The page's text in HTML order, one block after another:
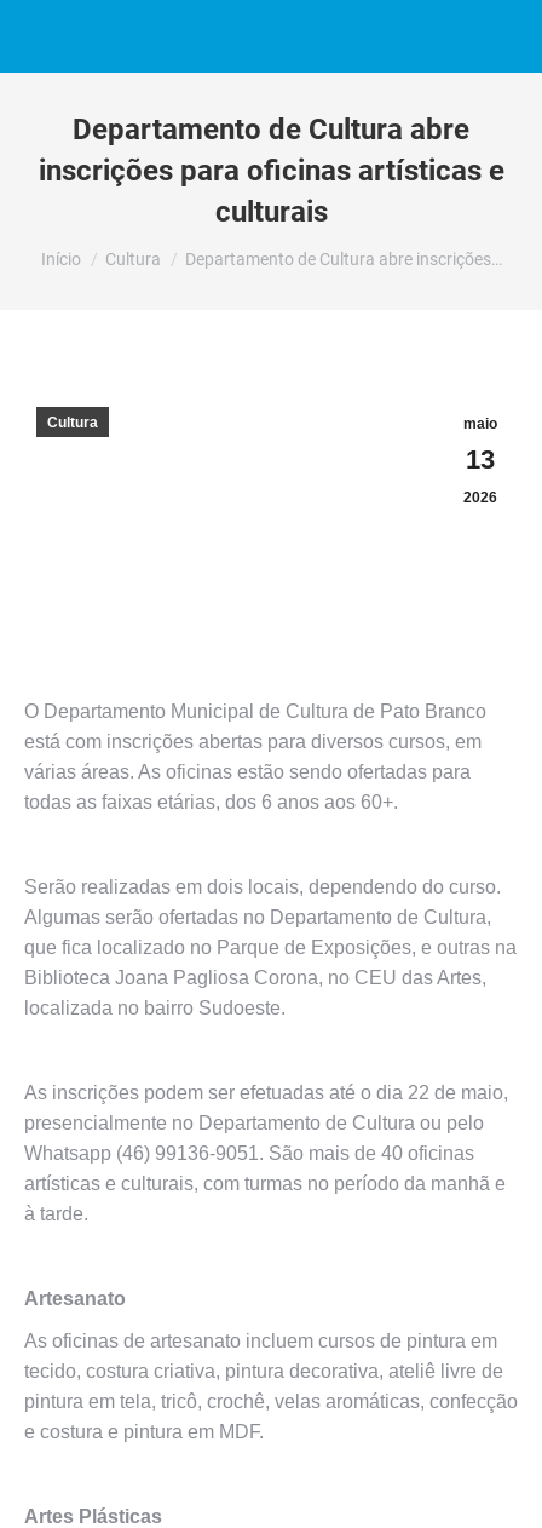
Departamento de Cultura abre
inscrições para oficinas artísticas e
culturais
Você está aqui:
Início Cultura Departamento de Cultura abre inscrições…
maio
13
2026
Cultura
O Departamento Municipal de Cultura de Pato Branco
está com inscrições abertas para diversos cursos, em
várias áreas. As oficinas estão sendo ofertadas para
todas as faixas etárias, dos 6 anos aos 60+.
Serão realizadas em dois locais, dependendo do curso.
Algumas serão ofertadas no Departamento de Cultura,
que fica localizado no Parque de Exposições, e outras na
Biblioteca Joana Pagliosa Corona, no CEU das Artes,
localizada no bairro Sudoeste.
As inscrições podem ser efetuadas até o dia 22 de maio,
presencialmente no Departamento de Cultura ou pelo
Whatsapp (46) 99136-9051. São mais de 40 oficinas
artísticas e culturais, com turmas no período da manhã e
à tarde.
Artesanato
As oficinas de artesanato incluem cursos de pintura em
tecido, costura criativa, pintura decorativa, ateliê livre de
pintura em tela, tricô, crochê, velas aromáticas, confecção
e costura e pintura em MDF.
Artes Plásticas